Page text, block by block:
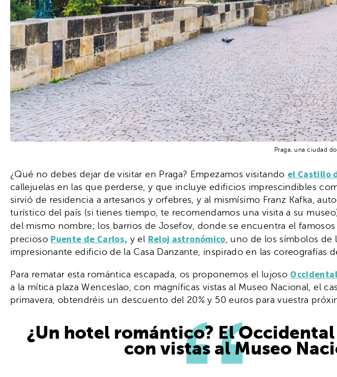
Praga, una ciudad
¿Qué no debes dejar de visitar en Praga? Empezamos visitando el Castillo
callejuelas en las que perderse, y que incluye edificios imprescindibles
sirvió de residencia a artesanos y orfebres, y al mismísimo Franz Kafka,
turístico del país (si tienes tiempo, te recomendamos una visita a su
del mismo nombre; los barrios de Josefov, donde se encuentra el famosos
precioso Puente de Carlos, y el Reloj astronómico , uno de los símbolos
impresionante edificio de la Casa Danzante, inspirado en las coreografías
Para rematar esta romántica escapada, os proponemos el lujoso
a la mítica plaza Wenceslao, con magníficas vistas al Museo Nacional, el
primavera, obtendréis un descuento del 20% y 50 euros para vuestra
¿Un hotel romántico? El Occidental
con vistas al Museo